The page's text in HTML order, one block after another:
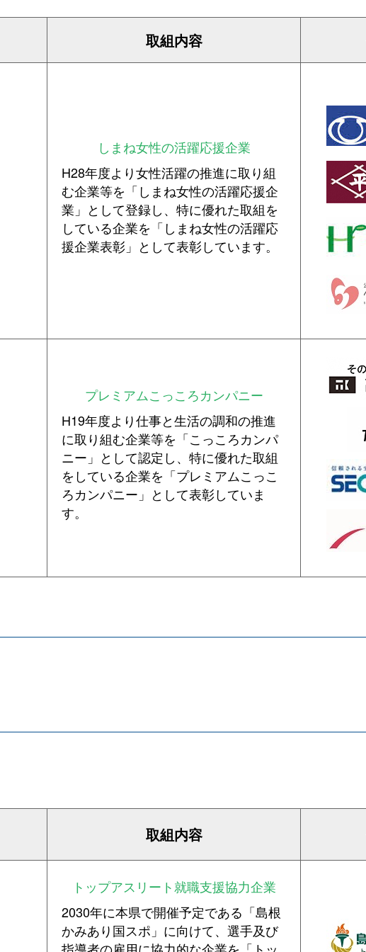
取組内容
しまね女性の活躍応援企業
H28年度より女性活躍の推進に取り組
む企業等を「しまね女性の活躍応援企
業」として登録し、特に優れた取組を
している企業を「しまね女性の活躍応
援企業表彰」として表彰しています。
プレミアムこっころカンパニー
H19年度より仕事と生活の調和の推進
に取り組む企業等を「こっころカンパ
ニー」として認定し、特に優れた取組
をしている企業を「プレミアムこっこ
ろカンパニー」として表彰していま
す。
取組内容
トップアスリート就職支援協力企業
2030年に本県で開催予定である「島根
かみあり国スポ」に向けて、選手及び
指導者の雇用に協力的な企業を「トッ